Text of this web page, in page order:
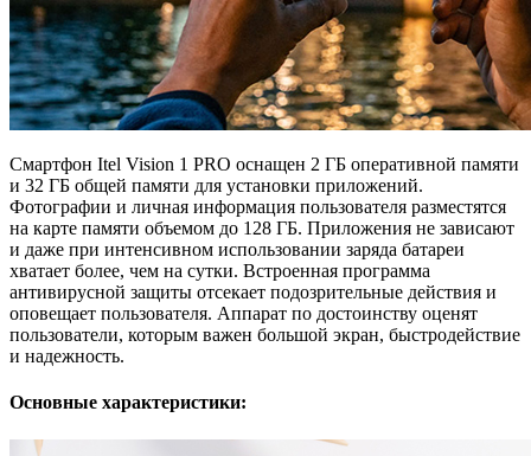
Смартфон Itel Vision 1 PRO оснащен 2 ГБ оперативной памяти
и 32 ГБ общей памяти для установки приложений.
Фотографии и личная информация пользователя разместятся
на карте памяти объемом до 128 ГБ. Приложения не зависают
и даже при интенсивном использовании заряда батареи
хватает более, чем на сутки. Встроенная программа
антивирусной защиты отсекает подозрительные действия и
оповещает пользователя. Аппарат по достоинству оценят
пользователи, которым важен большой экран, быстродействие
и надежность.
Основные характеристики: